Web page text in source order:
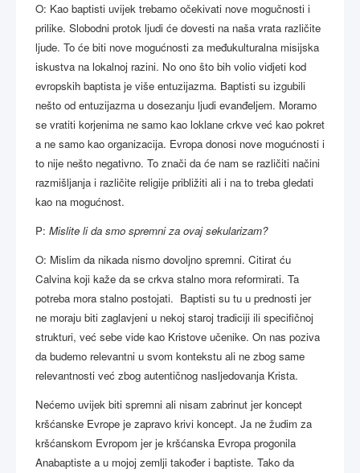
O: Kao baptisti uvijek trebamo očekivati nove mogučnosti i
prilike. Slobodni protok ljudi će dovesti na naša vrata različite
ljude. To će biti nove mogućnosti za međukulturalna misijska
iskustva na lokalnoj razini. No ono što bih volio vidjeti kod
evropskih baptista je više entuzijazma. Baptisti su izgubili
nešto od entuzijazma u dosezanju ljudi evanđeljem. Moramo
se vratiti korjenima ne samo kao loklane crkve već kao pokret
a ne samo kao organizacija. Evropa donosi nove mogućnosti i
to nije nešto negativno. To znači da će nam se različiti načini
razmišljanja i različite religije približiti ali i na to treba gledati
kao na mogućnost.
P: Mislite li da smo spremni za ovaj sekularizam?
O: Mislim da nikada nismo dovoljno spremni. Citirat ću
Calvina koji kaže da se crkva stalno mora reformirati. Ta
potreba mora stalno postojati. Baptisti su tu u prednosti jer
ne moraju biti zaglavjeni u nekoj staroj tradiciji ili specifičnoj
strukturi, već sebe vide kao Kristove učenike. On nas poziva
da budemo relevantni u svom kontekstu ali ne zbog same
relevantnosti već zbog autentičnog nasljedovanja Krista.
Nećemo uvijek biti spremni ali nisam zabrinut jer koncept
kršćanske Evrope je zapravo krivi koncept. Ja ne žudim za
kršćanskom Evropom jer je kršćanska Evropa progonila
Anabaptiste a u mojoj zemlji također i baptiste. Tako da